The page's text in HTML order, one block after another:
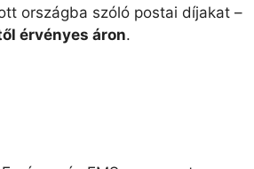
országba szóló postai díjakat –
érvényes áron.